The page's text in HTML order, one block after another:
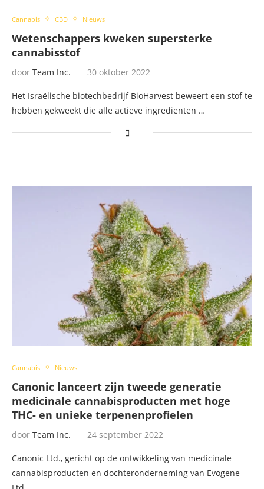
Cannabis CBD Nieuws
Wetenschappers kweken supersterke
cannabisstof
door Team Inc. 30 oktober 2022
Het Israëlische biotechbedrijf BioHarvest beweert een stof te
hebben gekweekt die alle actieve ingrediënten …
Cannabis Nieuws
Canonic lanceert zijn tweede generatie
medicinale cannabisproducten met hoge
THC- en unieke terpenenprofielen
door Team Inc. 24 september 2022
Canonic Ltd., gericht op de ontwikkeling van medicinale
cannabisproducten en dochteronderneming van Evogene